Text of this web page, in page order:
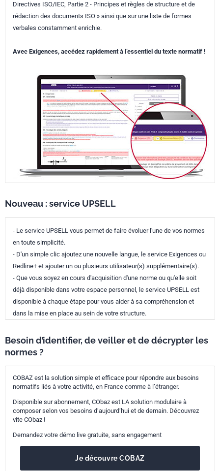
Directives ISO/IEC, Partie 2 - Principes et règles de structure et de
rédaction des documents ISO » ainsi que sur une liste de formes
verbales constamment enrichie.
Avec Exigences, accédez rapidement à l’essentiel du texte normatif !
Nouveau : service UPSELL
- Le service UPSELL vous permet de faire évoluer l'une de vos normes
en toute simplicité.
- D'un simple clic ajoutez une nouvelle langue, le service Exigences ou
Redline+ et ajouter un ou plusieurs utilisateur(s) supplémentaire(s).
- Que vous soyez en cours d'acquisition d'une norme ou qu'elle soit
déjà disponible dans votre espace personnel, le service UPSELL est
disponible à chaque étape pour vous aider à sa compréhension et
dans la mise en place au sein de votre structure.
Besoin d’identifier, de veiller et de décrypter les
normes ?
COBAZ est la solution simple et efficace pour répondre aux besoins
normatifs liés à votre activité, en France comme à l’étranger.
Disponible sur abonnement, CObaz est LA solution modulaire à
composer selon vos besoins d’aujourd’hui et de demain. Découvrez
vite CObaz !
Demandez votre démo live gratuite, sans engagement
Je découvre COBAZ